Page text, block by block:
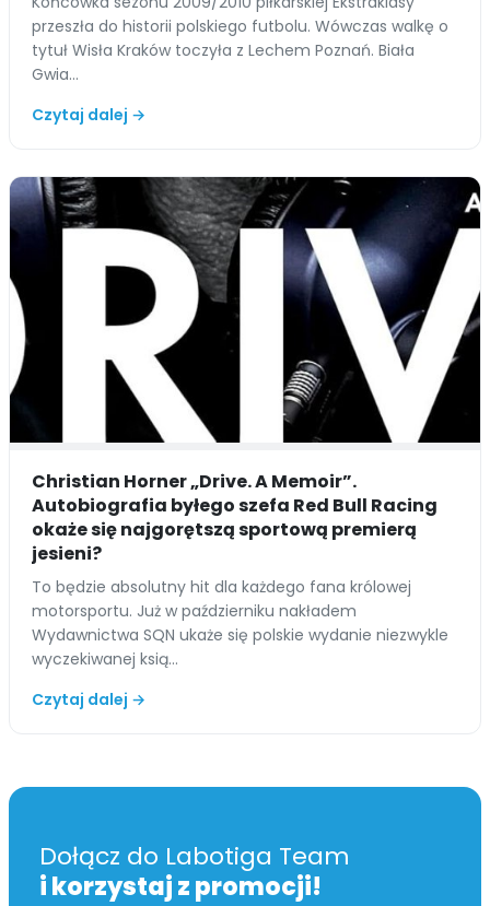
przeszła do historii polskiego futbolu. Wówczas walkę o
tytuł Wisła Kraków toczyła z Lechem Poznań. Biała
Gwia…
Czytaj dalej →
Christian Horner „Drive. A Memoir”.
Autobiografia byłego szefa Red Bull Racing
okaże się najgorętszą sportową premierą
jesieni?
To będzie absolutny hit dla każdego fana królowej
motorsportu. Już w październiku nakładem
Wydawnictwa SQN ukaże się polskie wydanie niezwykle
wyczekiwanej ksią…
Czytaj dalej →
Dołącz do Labotiga Team
i korzystaj z promocji!